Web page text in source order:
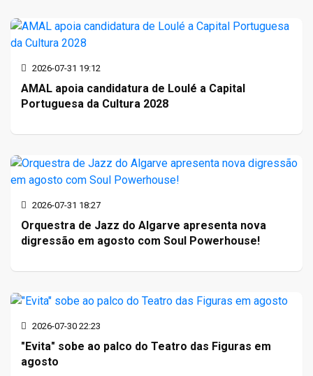
2026-07-31 19:12
AMAL apoia candidatura de Loulé a Capital
Portuguesa da Cultura 2028
2026-07-31 18:27
Orquestra de Jazz do Algarve apresenta nova
digressão em agosto com Soul Powerhouse!
2026-07-30 22:23
"Evita" sobe ao palco do Teatro das Figuras em
agosto